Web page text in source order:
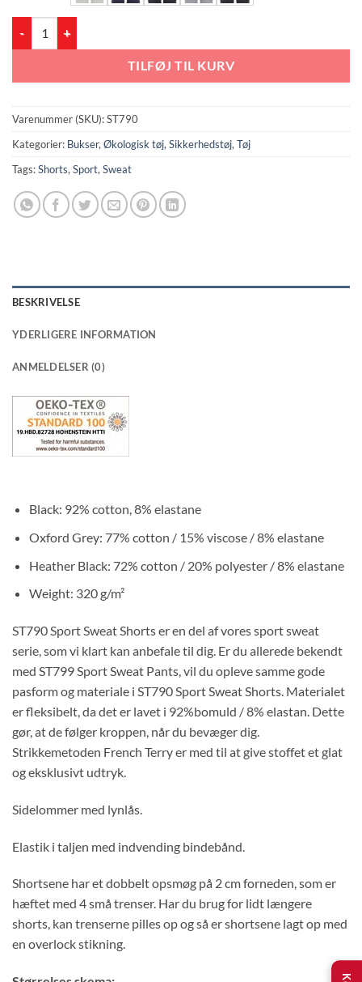
TILFØJ TIL KURV
Varenummer (SKU):ST790
Kategorier: Bukser, Økologisk tøj, Sikkerhedstøj, Tøj
Tags:Shorts, Sport, Sweat
BESKRIVELSE
YDERLIGERE INFORMATION
ANMELDELSER (0)
Black: 92% cotton, 8% elastane
Oxford Grey: 77% cotton / 15% viscose / 8% elastane
Heather Black: 72% cotton / 20% polyester / 8% elastane
Weight: 320 g/m²
ST790 Sport Sweat Shorts er en del af vores sport sweat
serie, som vi klart kan anbefale til dig. Er du allerede bekendt
med ST799 Sport Sweat Pants, vil du opleve samme gode
pasform og materiale i ST790 Sport Sweat Shorts. Materialet
er fleksibelt, da det er lavet i 92%bomuld / 8% elastan. Dette
gør, at de følger kroppen, når du bevæger dig.
Strikkemetoden French Terry er med til at give stoffet et glat
og eksklusivt udtryk.
Sidelommer med lynlås.
Elastik i taljen med indvending bindebånd.
Shortsene har et dobbelt opsmøg på 2 cm forneden, som er
hæftet med 4 små trenser. Har du brug for lidt længere
shorts, kan trenserne pilles op og så er shortsene lagt op med
en overlock stikning.